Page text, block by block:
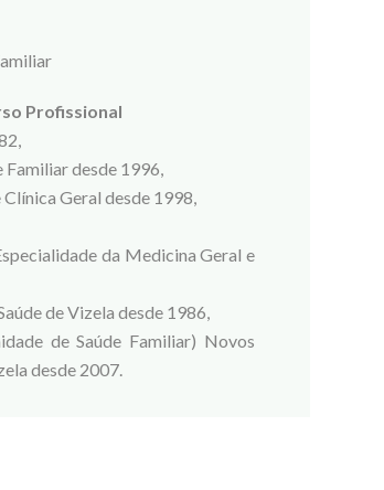
Profissional
desde 1996,
Geral desde 1998,
da Medicina Geral e
de Vizela desde 1986,
de Saúde Familiar) Novos
desde 2007.